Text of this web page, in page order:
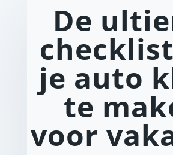
De
je auto
te
voor